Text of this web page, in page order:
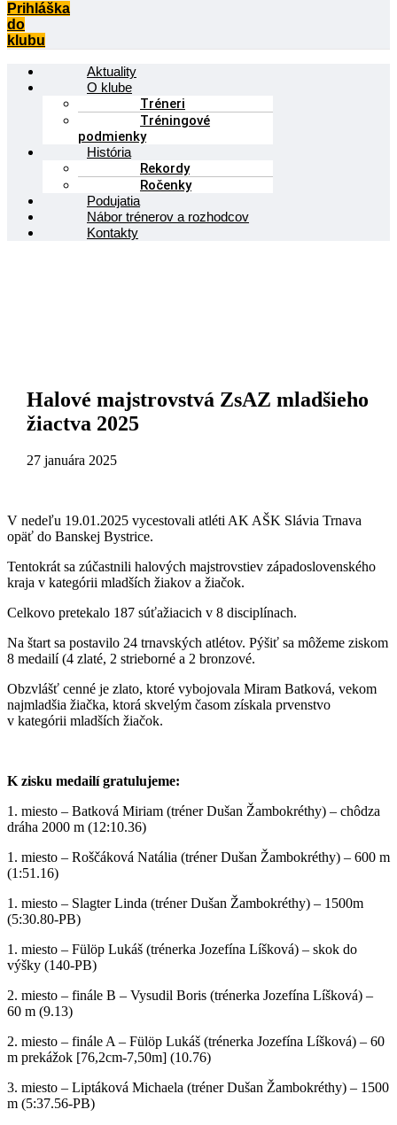
Prihláška
do
klubu
Menu
Aktuality
O klube
Tréneri
Tréningové
podmienky
História
Rekordy
Ročenky
Podujatia
Nábor trénerov a rozhodcov
Kontakty
Halové majstrovstvá ZsAZ mladšieho
žiactva 2025
27 januára 2025
V nedeľu 19.01.2025 vycestovali atléti AK AŠK Slávia Trnava
opäť do Banskej Bystrice.
Tentokrát sa zúčastnili halových majstrovstiev západoslovenského
kraja v kategórii mladších žiakov a žiačok.
Celkovo pretekalo 187 súťažiacich v 8 disciplínach.
Na štart sa postavilo 24 trnavských atlétov. Pýšiť sa môžeme ziskom
8 medailí (4 zlaté, 2 strieborné a 2 bronzové.
Obzvlášť cenné je zlato, ktoré vybojovala Miram Batková, vekom
najmladšia žiačka, ktorá skvelým časom získala prvenstvo
v kategórii mladších žiačok.
K zisku medailí gratulujeme:
1. miesto – Batková Miriam (tréner Dušan Žambokréthy) – chôdza
dráha 2000 m (12:10.36)
1. miesto – Roščáková Natália (tréner Dušan Žambokréthy) – 600 m
(1:51.16)
1. miesto – Slagter Linda (tréner Dušan Žambokréthy) – 1500m
(5:30.80-PB)
1. miesto – Fülöp Lukáš (trénerka Jozefína Líšková) – skok do
výšky (140-PB)
2. miesto – finále B – Vysudil Boris (trénerka Jozefína Líšková) –
60 m (9.13)
2. miesto – finále A – Fülöp Lukáš (trénerka Jozefína Líšková) – 60
m prekážok [76,2cm-7,50m] (10.76)
3. miesto – Liptáková Michaela (tréner Dušan Žambokréthy) – 1500
m (5:37.56-PB)